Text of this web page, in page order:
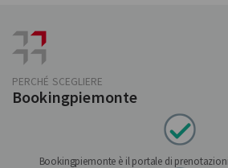
PERCHÉ SCEGLIERE
Bookingpiemonte
Bookingpiemonte è il portale di